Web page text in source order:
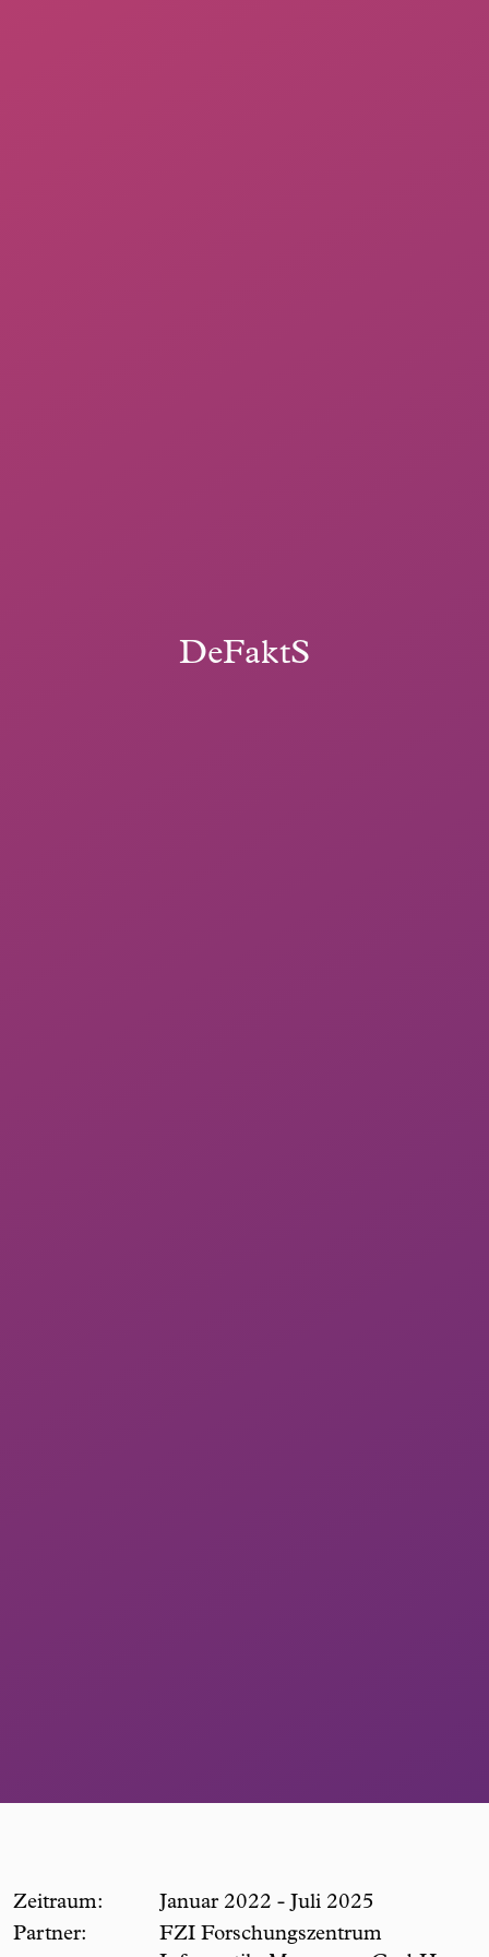
DeFaktS
Zeitraum:
Januar 2022 - Juli 2025
Partner:
FZI Forschungszentrum